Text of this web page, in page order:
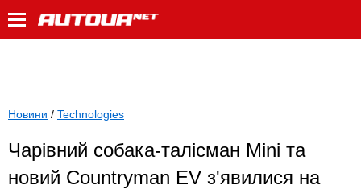
Новини / Technologies
Чарівний собака-талісман Mini та
новий Countryman EV з'явилися на